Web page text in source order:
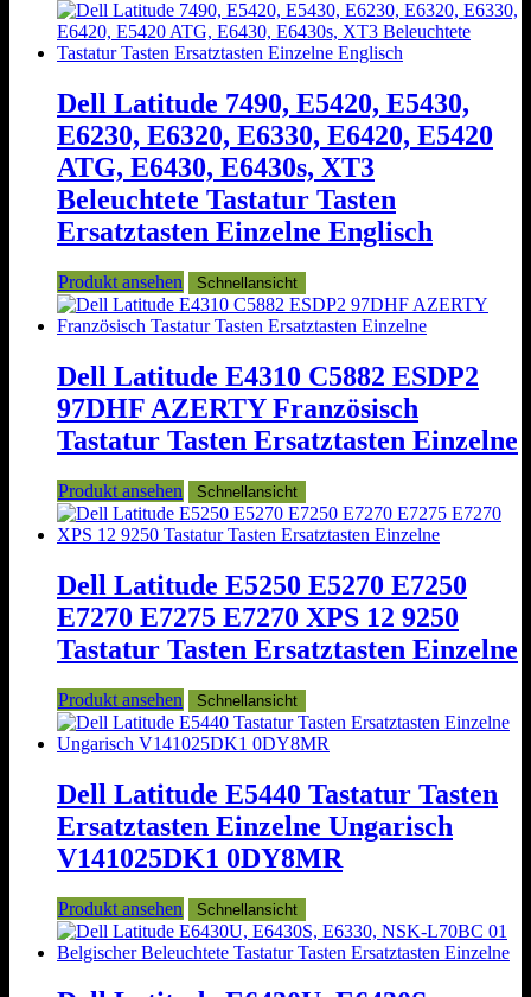
Dell Latitude 7490, E5420, E5430,
E6230, E6320, E6330, E6420, E5420
ATG, E6430, E6430s, XT3
Beleuchtete Tastatur Tasten
Ersatztasten Einzelne Englisch
Produkt ansehen Schnellansicht
Dell Latitude E4310 C5882 ESDP2
97DHF AZERTY Französisch
Tastatur Tasten Ersatztasten Einzelne
Produkt ansehen Schnellansicht
Dell Latitude E5250 E5270 E7250
E7270 E7275 E7270 XPS 12 9250
Tastatur Tasten Ersatztasten Einzelne
Produkt ansehen Schnellansicht
Dell Latitude E5440 Tastatur Tasten
Ersatztasten Einzelne Ungarisch
V141025DK1 0DY8MR
Produkt ansehen Schnellansicht